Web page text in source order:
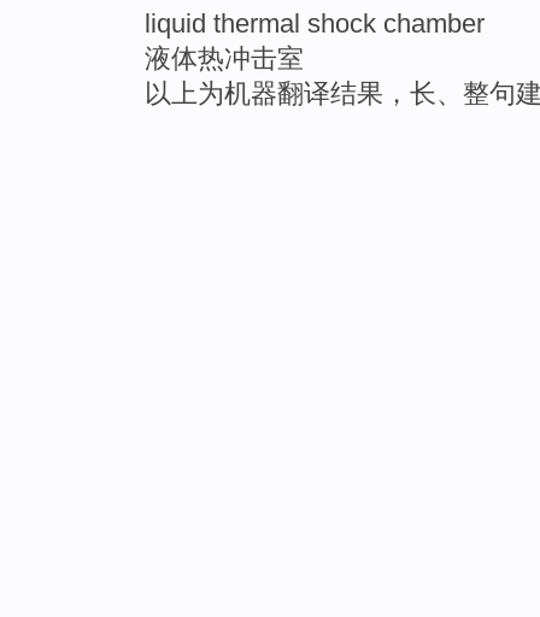
liquid thermal shock chamber
液体热冲击室
以上为机器翻译结果，长、整句